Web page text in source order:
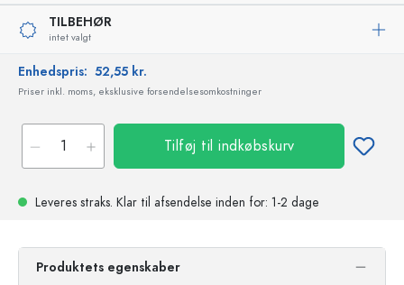
TILBEHØR
intet valgt
Enhedspris: 52,55 kr.
Priser inkl. moms, eksklusive forsendelsesomkostninger
Tilføj til indkøbskurv
Leveres straks. Klar til afsendelse inden for: 1-2 dage
Produktets egenskaber